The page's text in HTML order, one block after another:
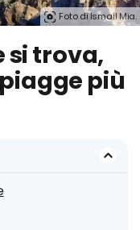
Foto di Ismail Mia.
si trova,
più